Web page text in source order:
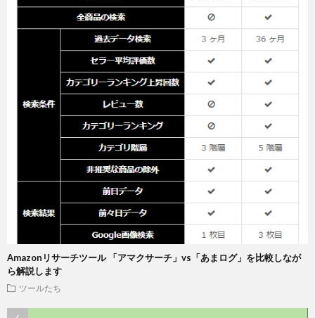
Amazonリサーチツール 「アマクサーチ」vs「あまログ」を比較しなが
ら解説します
ツールたち